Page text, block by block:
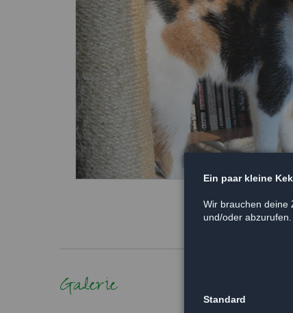
Galerie
Ein paar kleine
Wir brauchen deine
und/oder
Standard